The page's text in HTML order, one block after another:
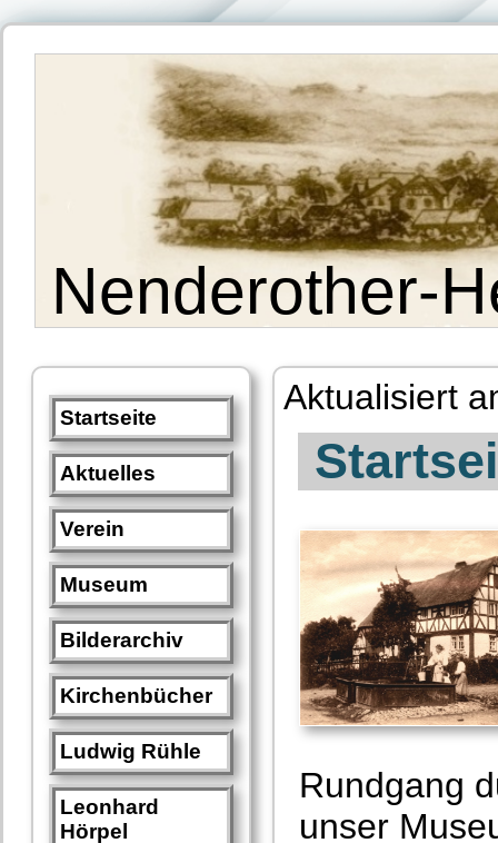
Nenderother-
Startseite
Aktuelles
Verein
Museum
Bilderarchiv
Kirchenbücher
Ludwig Rühle
Leonhard
Hörpel
Aktualisiert
Rundgang
unser